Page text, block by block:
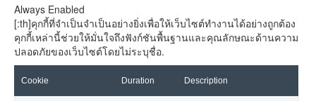
Always Enabled
[:th]คุกกี้ที่จำเป็นจำเป็นอย่างยิ่งเพื่อให้เว็บไซต์ทำงานได้อย่างถูกต้อง
คุกกี้เหล่านี้ช่วยให้มั่นใจถึงฟังก์ชันพื้นฐานและคุณลักษณะด้านความ
ปลอดภัยของเว็บไซต์โดยไม่ระบุชื่อ.
Cookie Duration Description